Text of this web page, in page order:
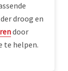
droog en
door
te helpen.